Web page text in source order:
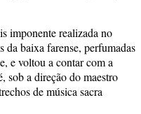
imponente realizada no
da baixa farense, perfumadas
e voltou a contar com a
sob a direção do maestro
de música sacra